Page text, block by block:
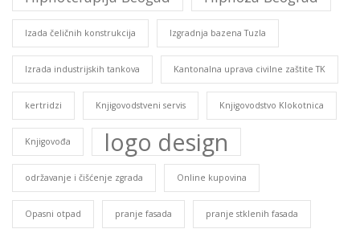
Izada čeličnih konstrukcija Izgradnja bazena Tuzla
Izrada industrijskih tankova Kantonalna uprava civilne zaštite TK
kertridzi Knjigovodstveni servis Knjigovodstvo Klokotnica
Knjigovođa logo design
održavanje i čišćenje zgrada Online kupovina
Opasni otpad pranje fasada pranje stklenih fasada